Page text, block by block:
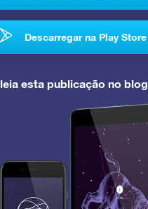
Descarregar na Play Store
leia esta publicação no blog